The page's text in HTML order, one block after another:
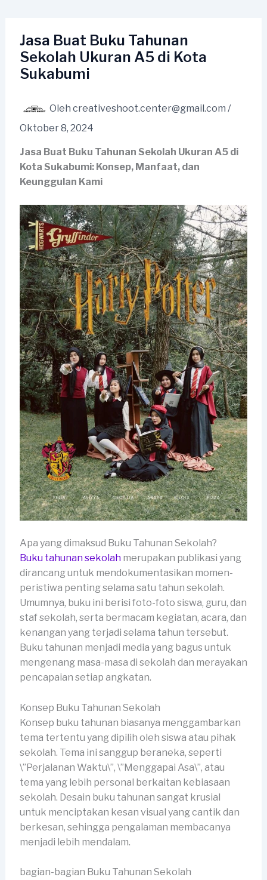
kontenJasa Buat Buku Tahunan
Sekolah Ukuran A5 di Kota
Sukabumi
Oleh creativeshoot.center@gmail.com /
Oktober 8, 2024
Jasa Buat Buku Tahunan Sekolah Ukuran A5 di
Kota Sukabumi: Konsep, Manfaat, dan
Keunggulan Kami
Apa yang dimaksud Buku Tahunan Sekolah?
Buku tahunan sekolahmerupakan publikasi yang
dirancang untuk mendokumentasikan momen-
peristiwa penting selama satu tahun sekolah.
Umumnya, buku ini berisi foto-foto siswa, guru, dan
staf sekolah, serta bermacam kegiatan, acara, dan
kenangan yang terjadi selama tahun tersebut.
Buku tahunan menjadi media yang bagus untuk
mengenang masa-masa di sekolah dan merayakan
pencapaian setiap angkatan.
Konsep Buku Tahunan Sekolah
Konsep buku tahunan biasanya menggambarkan
tema tertentu yang dipilih oleh siswa atau pihak
sekolah. Tema ini sanggup beraneka, seperti
\”Perjalanan Waktu\”, \”Menggapai Asa\”, atau
tema yang lebih personal berkaitan kebiasaan
sekolah. Desain buku tahunan sangat krusial
untuk menciptakan kesan visual yang cantik dan
berkesan, sehingga pengalaman membacanya
menjadi lebih mendalam.
bagian-bagian Buku Tahunan Sekolah